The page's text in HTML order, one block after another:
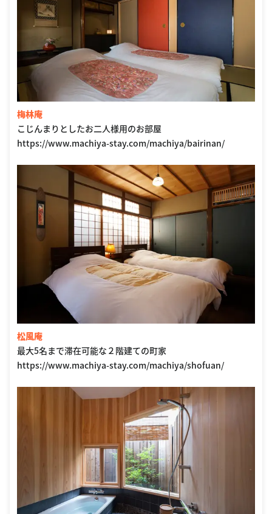
梅林庵
こじんまりとしたお二人様用のお部屋
https://www.machiya-stay.com/machiya/bairinan/
松風庵
最大5名まで滞在可能な２階建ての町家
https://www.machiya-stay.com/machiya/shofuan/